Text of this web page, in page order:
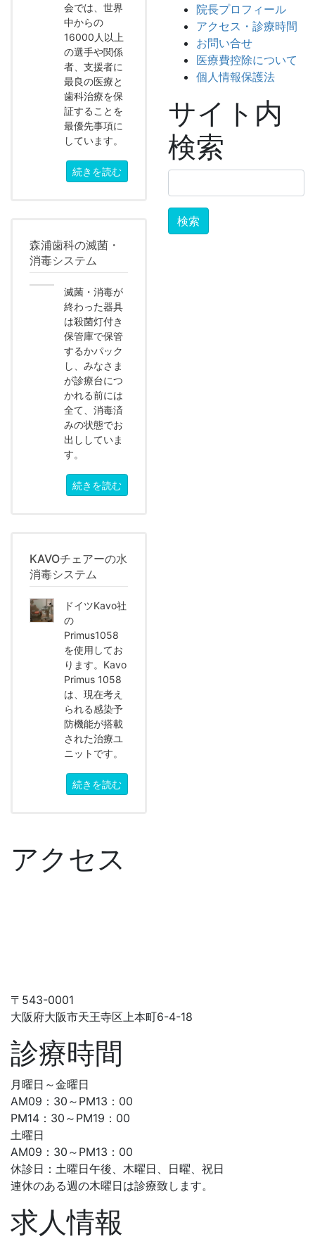
会では、世界
中からの
16000人以上
の選手や関係
者、支援者に
最良の医療と
歯科治療を保
証することを
最優先事項に
しています。
続きを読む
森浦歯科の滅菌・
消毒システム
滅菌・消毒が
終わった器具
は殺菌灯付き
保管庫で保管
するかパック
し、みなさま
が診療台につ
かれる前には
全て、消毒済
みの状態でお
出ししていま
す。
続きを読む
KAVOチェアーの水
消毒システム
ドイツKavo社
の
Primus1058
を使用してお
ります。Kavo
Primus 1058
は、現在考え
られる感染予
防機能が搭載
された治療ユ
ニットです。
続きを読む
院長プロフィール
アクセス・診療時間
お問い合せ
医療費控除について
個人情報保護法
サイト内
検索
索:
アクセス
〒543-0001
大阪府大阪市天王寺区上本町6-4-18
診療時間
月曜日～金曜日
AM09：30～PM13：00
PM14：30～PM19：00
土曜日
AM09：30～PM13：00
休診日：土曜日午後、木曜日、日曜、祝日
連休のある週の木曜日は診療致します。
求人情報